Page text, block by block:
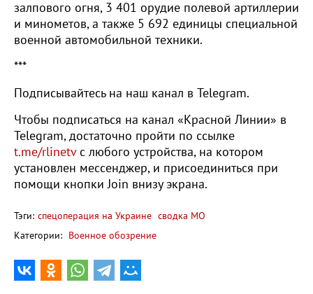
залпового огня, 3 401 орудие полевой артиллерии
и минометов, а также 5 692 единицы специальной
военной автомобильной техники.
***
Подписывайтесь на наш канал в Telegram.
Чтобы подписаться на канал «Красной Линии» в
Telegram, достаточно пройти по ссылке
t.me/rlinetvс любого устройства, на котором
установлен мессенджер, и присоединиться при
помощи кнопки Join внизу экрана.
Тэги: спецоперация на Украине сводка МО
Категории: Военное обозрение